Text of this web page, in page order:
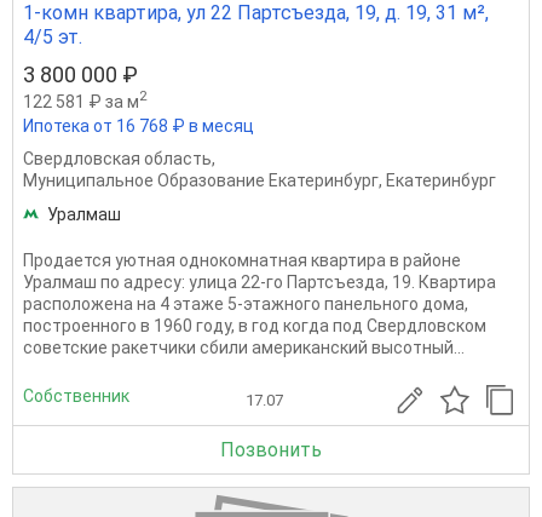
1-комн квартира, ул 22 Партсъезда, 19, д. 19, 31 м²,
4/5 эт.
3 800 000 ₽
122 581 ₽ за м2
Ипотека от 16 768 ₽ в месяц
Свердловская область,
Муниципальное Образование Екатеринбург, Екатеринбург
Уралмаш
Продается уютная однокомнатная квартира в районе
Уралмаш по адресу: улица 22-го Партсъезда, 19. Квартира
расположена на 4 этаже 5-этажного панельного дома,
построенного в 1960 году, в год когда под Свердловском
советские ракетчики сбили американский высотный...
Собственник 17.07
Позвонить